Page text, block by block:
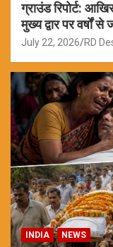
ग्राउंड रिपोर्ट:
मुख्य द्वार पर वर्षों
July 22, 2026 RD
INDIA NEWS